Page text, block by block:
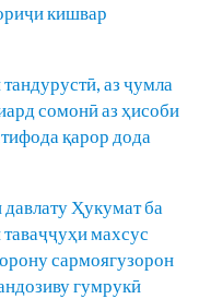
кишвар
аз ҷумла
сомонӣ аз ҳисоби
қарор дода
Ҳукумат ба
махсус
сармоягузорон
гумрукӣ